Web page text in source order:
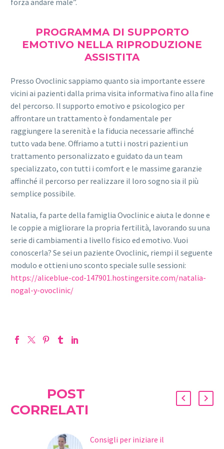
PROGRAMMA DI SUPPORTO
EMOTIVO NELLA RIPRODUZIONE
ASSISTITA
Presso Ovoclinic sappiamo quanto sia importante essere
vicini ai pazienti dalla prima visita informativa fino alla fine
del percorso. Il supporto emotivo e psicologico per
affrontare un trattamento è fondamentale per
raggiungere la serenità e la fiducia necessarie affinché
tutto vada bene. Offriamo a tutti i nostri pazienti un
trattamento personalizzato e guidato da un team
specializzato, con tutti i comfort e le massime garanzie
affinché il percorso per realizzare il loro sogno sia il più
semplice possibile.
Natalia, fa parte della famiglia Ovoclinic e aiuta le donne e
le coppie a migliorare la propria fertilità, lavorando su una
serie di cambiamenti a livello fisico ed emotivo. Vuoi
conoscerla? Se sei un paziente Ovoclinic, riempi il seguente
modulo e ottieni uno sconto speciale sulle sessioni:
https://aliceblue-cod-147901.hostingersite.com/natalia-
nogal-y-ovoclinic/
POST
CORRELATI
Consigli per iniziare il